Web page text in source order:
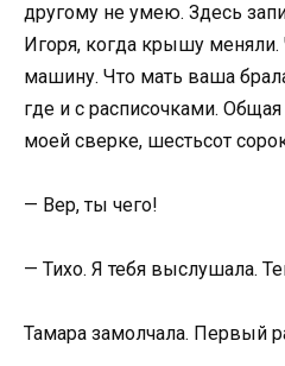
другому не умею. Здесь
Игоря, когда крышу меняли.
машину. Что мать ваша
где и с расписочками.
моей сверке, шестьсот
— Вер, ты чего!
— Тихо. Я тебя выслушала.
Тамара замолчала. Первый